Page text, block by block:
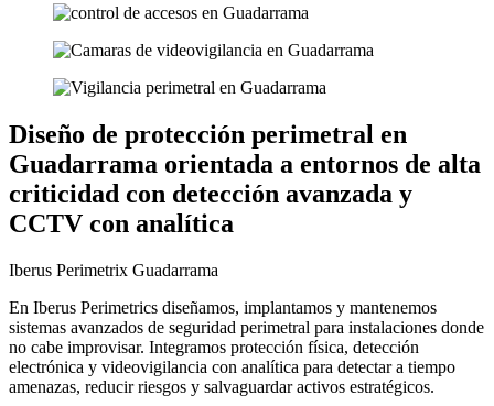
Diseño de protección perimetral en
Guadarrama orientada a entornos de alta
criticidad con detección avanzada y
CCTV con analítica
Iberus Perimetrix Guadarrama
En Iberus Perimetrics diseñamos, implantamos y mantenemos
sistemas avanzados de seguridad perimetral para instalaciones donde
no cabe improvisar. Integramos protección física, detección
electrónica y videovigilancia con analítica para detectar a tiempo
amenazas, reducir riesgos y salvaguardar activos estratégicos.